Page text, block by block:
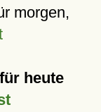
morgen,
heute